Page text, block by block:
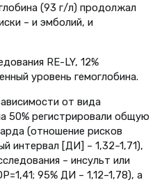
(93 г/л) продолжал
– и эмболий, и
RE-LY, 12%
уровень гемоглобина.
от вида
50% регистрировали общую
(отношение рисков
интервал [ДИ] – 1,32–1,71),
– инсульт или
95% ДИ – 1,12–1,78), а